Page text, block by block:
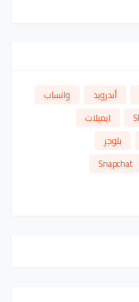
أندرويد
واتساب
ايميلات
بلوجر
Snapchat